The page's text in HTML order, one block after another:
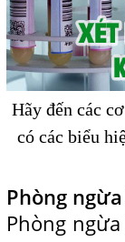
Hãy đến các
có các biểu
Phòng
Phòng